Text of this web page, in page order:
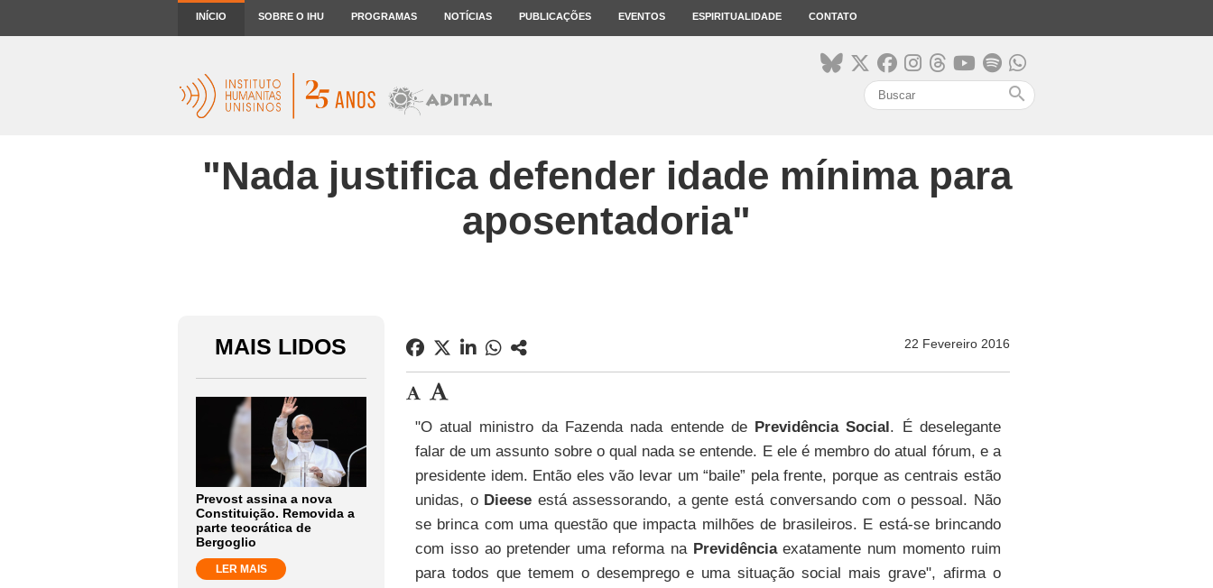
INÍCIO SOBRE O IHU PROGRAMAS NOTÍCIAS PUBLICAÇÕES EVENTOS ESPIRITUALIDADE CONTATO
search
"Nada justifica defender idade mínima para
aposentadoria"
MAIS LIDOS
Prevost assina a nova
Constituição. Removida a
parte teocrática de
Bergoglio
LER MAIS
22 Fevereiro 2016
"O atual ministro da Fazenda nada entende de Previdência Social. É deselegante
falar de um assunto sobre o qual nada se entende. E ele é membro do atual fórum, e a
presidente idem. Então eles vão levar um “baile” pela frente, porque as centrais estão
unidas, o Dieese está assessorando, a gente está conversando com o pessoal. Não
se brinca com uma questão que impacta milhões de brasileiros. E está-se brincando
com isso ao pretender uma reforma na Previdênciaexatamente num momento ruim
para todos que temem o desemprego e uma situação social mais grave", afirma o